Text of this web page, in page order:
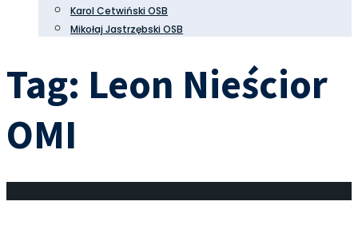
Karol Cetwiński OSB
Mikołaj Jastrzębski OSB
Tag: Leon Nieścior
OMI